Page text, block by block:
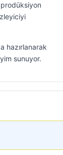
hazırlanarak
sunuyor.